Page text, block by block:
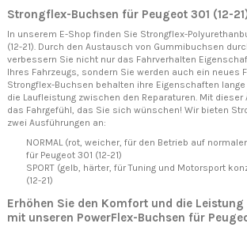
Strongflex-Buchsen für Peugeot 301 (12-
In unserem E-Shop finden Sie Strongflex-
(12-21). Durch den Austausch von Gummibuchsen
verbessern Sie nicht nur das Fahrverhalten
Ihres Fahrzeugs, sondern Sie werden auch ein neues
Strongflex-Buchsen behalten ihre Eigenschaften
die Laufleistung zwischen den Reparaturen. Mit dieser
das Fahrgefühl, das Sie sich wünschen! Wir bieten
zwei Ausführungen an:
NORMAL (rot, weicher, für den Betrieb auf
für Peugeot 301 (12-21)
SPORT (gelb, härter, für Tuning und Motorsport
(12-21)
Erhöhen Sie den Komfort und die
mit unseren PowerFlex-Buchsen für